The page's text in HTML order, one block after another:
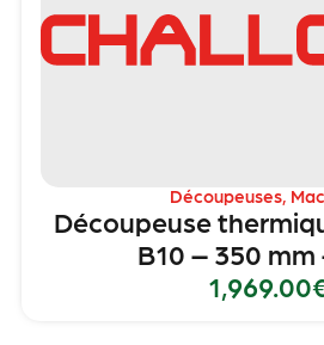
Découpeuses,
Découpeuse
B10 – 350 mm
1,969.00